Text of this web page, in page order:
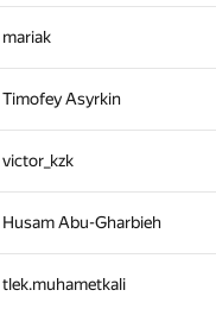
mariak
Timofey Asyrkin
victor_kzk
Husam Abu-Gharbieh
tlek.muhametkali